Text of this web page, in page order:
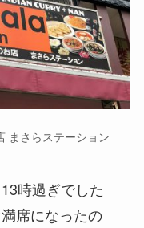
まさらステーション
時過ぎでした
席になったの